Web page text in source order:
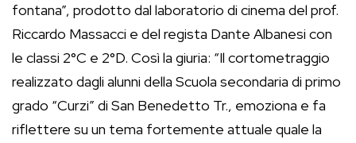
fontana”, prodotto dal laboratorio di cinema del prof.
Riccardo Massacci e del regista Dante Albanesi con
le classi 2°C e 2°D. Così la giuria: “Il cortometraggio
realizzato dagli alunni della Scuola secondaria di primo
grado “Curzi” di San Benedetto Tr., emoziona e fa
riflettere su un tema fortemente attuale quale la